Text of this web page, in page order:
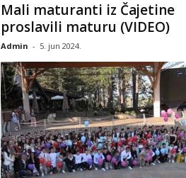
Mali maturanti iz Čajetine
proslavili maturu (VIDEO)
Admin - 5. jun 2024.